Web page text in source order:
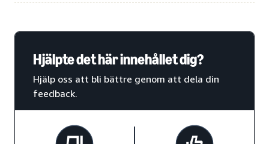
Hjälpte det här innehållet dig?
Hjälp oss att bli bättre genom att dela din
feedback.